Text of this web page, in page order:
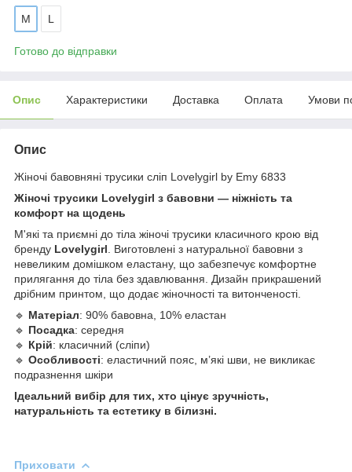
M L
Готово до відправки
Опис Характеристики Доставка Оплата Умови
Опис
Жіночі бавовняні трусики сліп Lovelygirl by Emy 6833
Жіночі трусики Lovelygirl з бавовни — ніжність та
комфорт на щодень
М'які та приємні до тіла жіночі трусики класичного крою від
бренду Lovelygirl . Виготовлені з натуральної бавовни з
невеликим домішком еластану, що забезпечує комфортне
прилягання до тіла без здавлювання. Дизайн прикрашений
дрібним принтом, що додає жіночності та витонченості.
🔹 Матеріал: 90% бавовна, 10% еластан
🔹 Посадка: середня
🔹 Крій: класичний (сліпи)
🔹 Особливості: еластичний пояс, м’які шви, не викликає
подразнення шкіри
Ідеальний вибір для тих, хто цінує зручність,
натуральність та естетику в білизні.
Приховати